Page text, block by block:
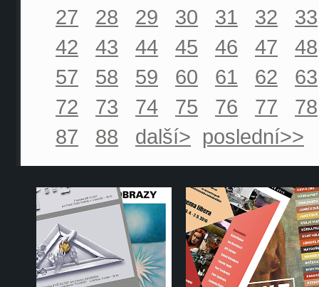
27
28 29 30 31 32
33
42
43 44 45 46 47
48
57
58 59 60 61 62
63
72
73 74 75 76 77
78
87
88 další> poslední>>